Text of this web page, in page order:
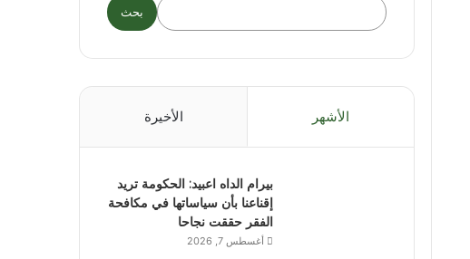
بحث
الأشهر الأخيرة
بيرام الداه اعبيد: الحكومة تريد
إقناعنا بأن سياساتها في مكافحة
الفقر حققت نجاحا
أغسطس 7, 2026